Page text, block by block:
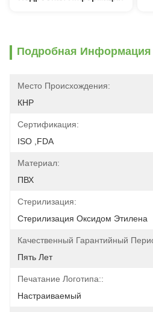
Подробная Информация
Место Происхождения:
КНР
Сертификация:
ISO ,FDA
Материал:
ПВХ
Стерилизация:
Стерилизация Оксидом Этилена
Качественный Гарантийный
Пять Лет
Печатание Логотипа::
Настраиваемый